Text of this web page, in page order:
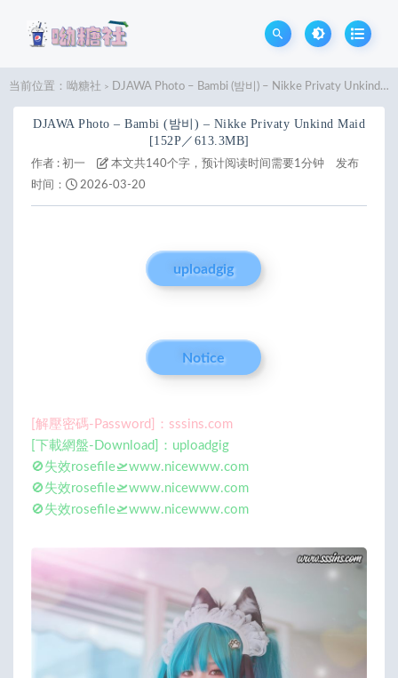
当前位置： 呦糖社 > DJAWA Photo – Bambi (밤비) – Nikke Privaty Unkind Maid [152P／613.3MB]
DJAWA Photo – Bambi (밤비) – Nikke Privaty Unkind Maid
[152P／613.3MB]
作者 : 初一 本文共140个字，预计阅读时间需要1分钟
发布
时间：
2026-03-20
uploadgig
Notice
[解壓密碼-Password]：sssins.com
[下載網盤-Download]：uploadgig
🚫失效rosefile🛫www.nicewww.com
🚫失效rosefile🛫www.nicewww.com
🚫失效rosefile🛫www.nicewww.com